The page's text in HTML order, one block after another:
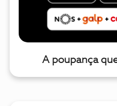
A poupança